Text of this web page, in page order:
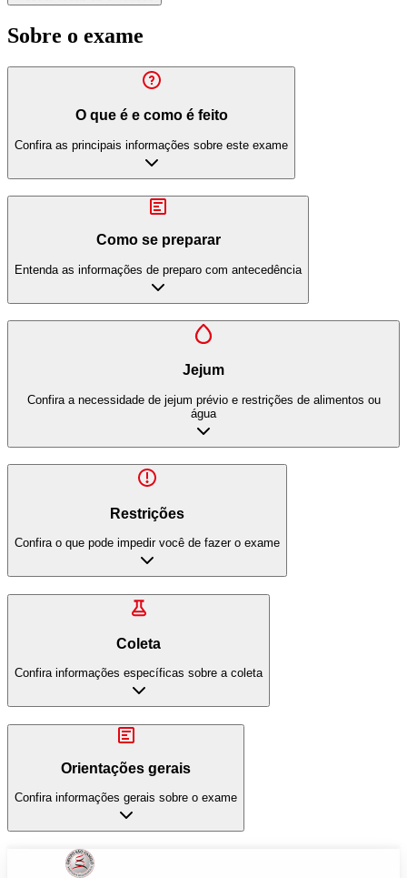
Sobre o exame
O que é e como é feito
Confira as principais informações sobre este exame
Como se preparar
Entenda as informações de preparo com antecedência
Jejum
Confira a necessidade de jejum prévio e restrições de alimentos ou
água
Restrições
Confira o que pode impedir você de fazer o exame
Coleta
Confira informações específicas sobre a coleta
Orientações gerais
Confira informações gerais sobre o exame